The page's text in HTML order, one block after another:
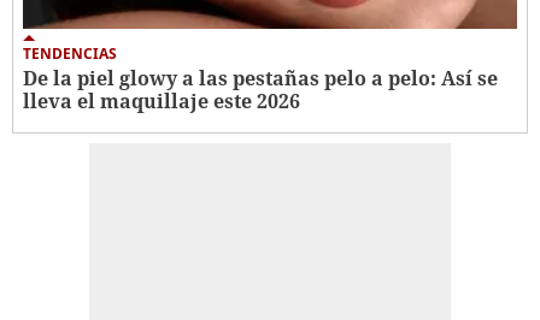
TENDENCIAS
De la piel glowy a las pestañas pelo a pelo: Así se
lleva el maquillaje este 2026